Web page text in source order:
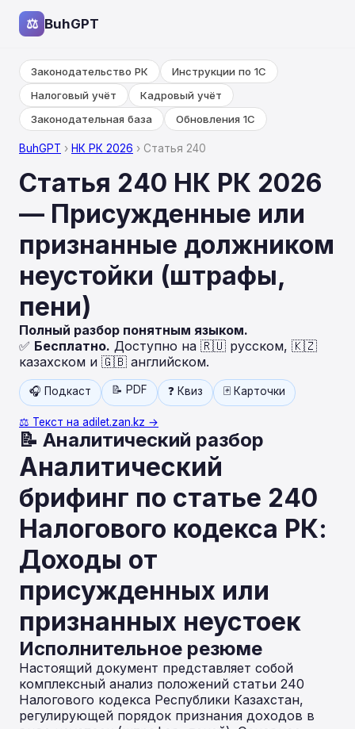
⚖ BuhGPT
Законодательство РК
Инструкции по 1С
Налоговый учёт
Кадровый учёт
Законодательная база
Обновления 1С
BuhGPT › НК РК 2026 › Статья 240
Статья 240 НК РК 2026
— Присужденные или
признанные должником
неустойки (штрафы,
пени)
Полный разбор понятным языком.
✅ Бесплатно. Доступно на 🇷🇺 русском, 🇰🇿
казахском и 🇬🇧 английском.
🎧 Подкаст 📝 PDF ❓ Квиз 🃏 Карточки
⚖️ Текст на adilet.zan.kz →
📝 Аналитический разбор
Аналитический
брифинг по статье 240
Налогового кодекса РК:
Доходы от
присужденных или
признанных неустоек
Исполнительное резюме
Настоящий документ представляет собой
комплексный анализ положений статьи 240
Налогового кодекса Республики Казахстан,
регулирующей порядок признания доходов в